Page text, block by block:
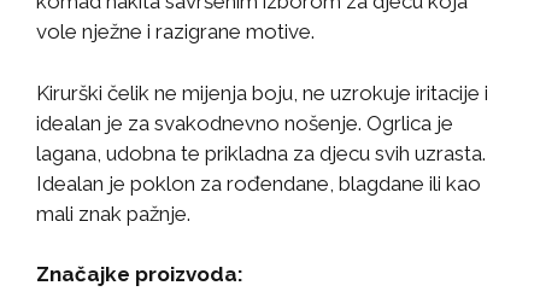
vole nježne i razigrane motive.
Kirurški čelik ne mijenja boju, ne uzrokuje iritacije i
idealan je za svakodnevno nošenje. Ogrlica je
lagana, udobna te prikladna za djecu svih uzrasta.
Idealan je poklon za rođendane, blagdane ili kao
mali znak pažnje.
Značajke proizvoda: